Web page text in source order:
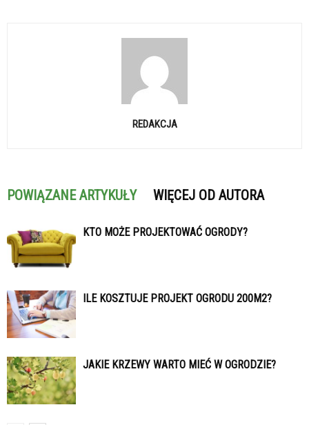
REDAKCJA
POWIĄZANE ARTYKUŁY WIĘCEJ OD AUTORA
KTO MOŻE PROJEKTOWAĆ OGRODY?
ILE KOSZTUJE PROJEKT OGRODU 200M2?
JAKIE KRZEWY WARTO MIEĆ W OGRODZIE?